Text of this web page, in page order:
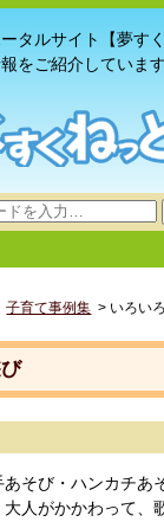
タルサイト【夢す
をご紹介しています
子育て事例集 > いろい
そび・ハンカチあ
人がかかわって、